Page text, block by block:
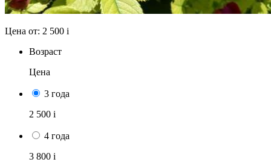
Цена от: 2 500 i
Возраст
Цена
3 года
2 500 i
4 года
3 800 i